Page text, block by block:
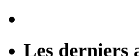
Les derniers